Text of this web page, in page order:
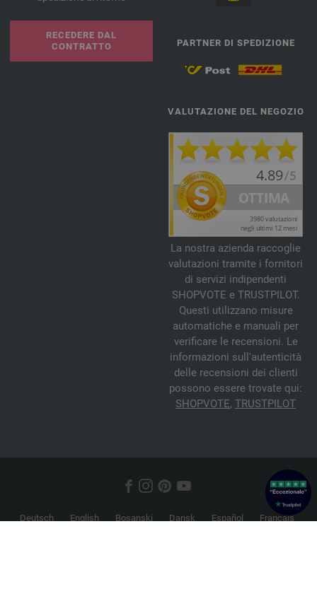
RECEDERE DAL
CONTRATTO
PARTNER DI SPEDIZIONE
VALUTAZIONE DEL NEGOZIO
La nostra azienda raccoglie
valutazioni tramite i fornitori
di servizi indipendenti
SHOPVOTE e TRUSTPILOT.
Questi utilizzano misure
automatiche e manuali per
verificare le recensioni. Le
informazioni sull'autenticità
delle recensioni dei clienti
possono essere trovate qui:
SHOPVOTE, TRUSTPILOT
Deutsch English Bosanski Dansk Español
Français